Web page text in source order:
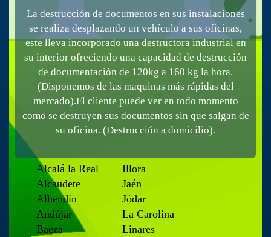
La destrucción de documentos en sus instalaciones
se realiza desplazando un vehículo a sus oficinas,
este lleva incorporado una destructora industrial en
su interior ofreciendo una capacidad de destrucción
de documentación de 120kg a 160 kg la hora.
(Disponemos de las maquinas más rápidas del
mercado).El cliente puede ver en todo momento
como se destruyen sus documentos sin que salgan de
su oficina. (Destrucción a domicilio).
Alcalá la Real
Alcaudete
Alhendín
Andújar
Baeza
Illora
Jaén
Jódar
La Carolina
Linares